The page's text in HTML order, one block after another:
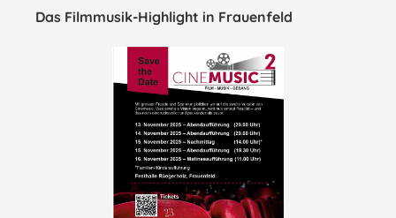
Das Filmmusik-Highlight in Frauenfeld